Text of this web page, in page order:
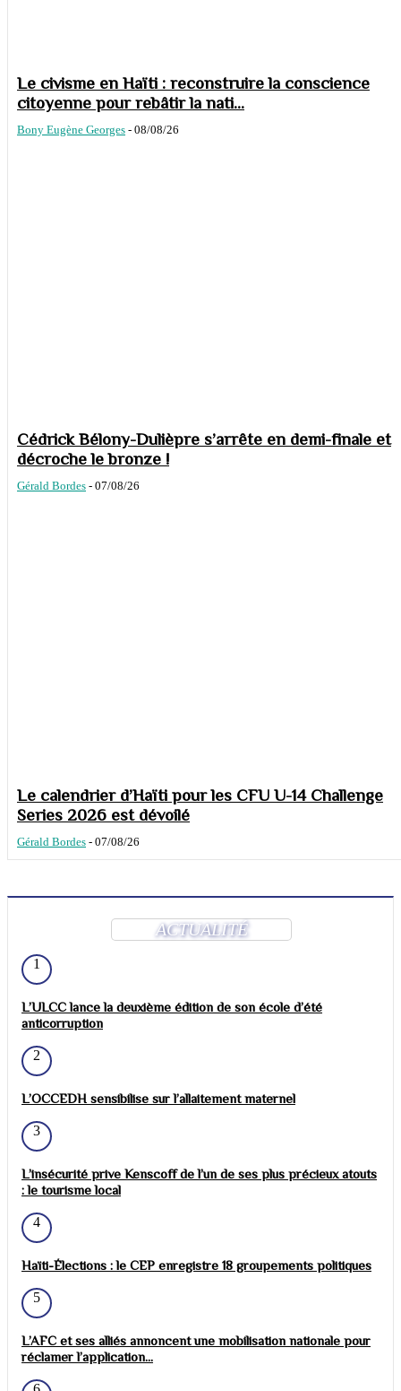
Le civisme en Haïti : reconstruire la conscience
citoyenne pour rebâtir la nati...
Bony Eugène Georges - 08/08/26
Cédrick Bélony-Dulièpre s’arrête en demi-finale et
décroche le bronze !
Gérald Bordes - 07/08/26
Le calendrier d’Haïti pour les CFU U-14 Challenge
Series 2026 est dévoilé
Gérald Bordes - 07/08/26
ACTUALITÉ
1
L’ULCC lance la deuxième édition de son école d’été
anticorruption
2
L’OCCEDH sensibilise sur l’allaitement maternel
3
L’insécurité prive Kenscoff de l’un de ses plus précieux atouts
: le tourisme local
4
Haïti-Élections : le CEP enregistre 18 groupements politiques
5
L’AFC et ses alliés annoncent une mobilisation nationale pour
réclamer l’application...